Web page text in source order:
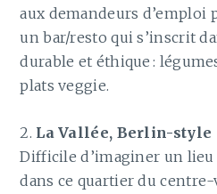
aux demandeurs d’emploi
un bar/resto qui s’inscrit
durable et éthique :
plats veggie.
2. La Vallée, Berlin-style
Difficile d’imaginer un lieu
dans ce quartier du centre-